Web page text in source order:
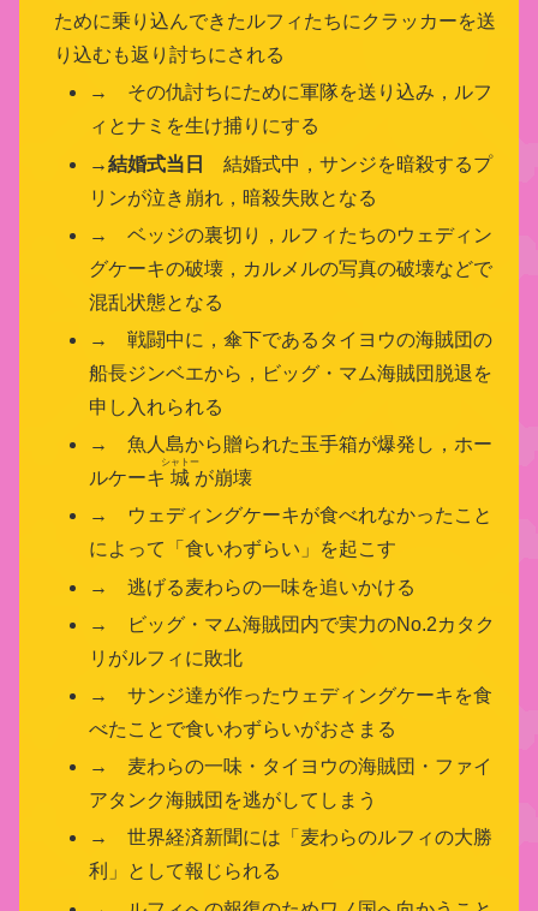
ために乗り込んできたルフィたちにクラッカーを送
り込むも返り討ちにされる
→ その仇討ちにために軍隊を送り込み，ルフ
ィとナミを生け捕りにする
→結婚式当日
結婚式中，サンジを暗殺するプ
リンが泣き崩れ，暗殺失敗となる
→ ベッジの裏切り，ルフィたちのウェディン
グケーキの破壊，カルメルの写真の破壊などで
混乱状態となる
→ 戦闘中に，傘下であるタイヨウの海賊団の
船長ジンベエから，ビッグ・マム海賊団脱退を
申し入れられる
→ 魚人島から贈られた玉手箱が爆発し，ホー
ルケーキ 城
シャトー
が崩壊
→ ウェディングケーキが食べれなかったこと
によって「食いわずらい」を起こす
→ 逃げる麦わらの一味を追いかける
→ ビッグ・マム海賊団内で実力のNo.2カタク
リがルフィに敗北
→ サンジ達が作ったウェディングケーキを食
べたことで食いわずらいがおさまる
→ 麦わらの一味・タイヨウの海賊団・ファイ
アタンク海賊団を逃がしてしまう
→ 世界経済新聞には「麦わらのルフィの大勝
利」として報じられる